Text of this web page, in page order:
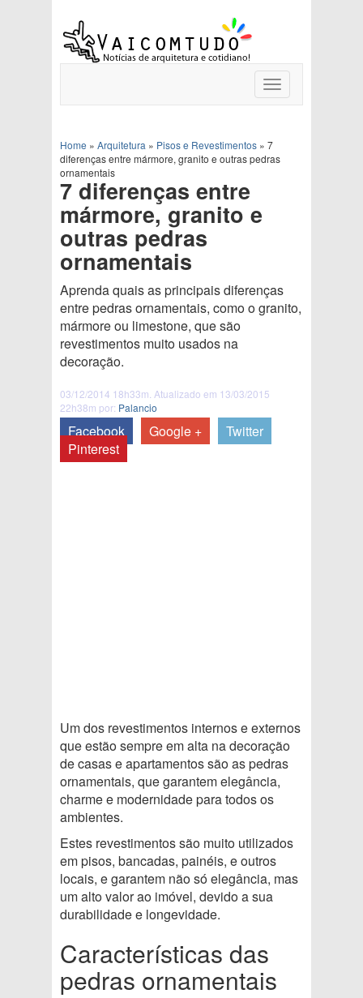
Toggle
navigation
Home » Arquitetura » Pisos e Revestimentos » 7
diferenças entre mármore, granito e outras pedras
ornamentais
7 diferenças entre
mármore, granito e
outras pedras
ornamentais
Aprenda quais as principais diferenças
entre pedras ornamentais, como o granito,
mármore ou limestone, que são
revestimentos muito usados na
decoração.
03/12/2014 18h33m. Atualizado em 13/03/2015
22h38m por: Palancio
Facebook Google +
Twitter
Pinterest
Um dos revestimentos internos e externos
que estão sempre em alta na decoração
de casas e apartamentos são as pedras
ornamentais, que garantem elegância,
charme e modernidade para todos os
ambientes.
Estes revestimentos são muito utilizados
em pisos, bancadas, painéis, e outros
locais, e garantem não só elegância, mas
um alto valor ao imóvel, devido a sua
durabilidade e longevidade.
Características das
pedras ornamentais